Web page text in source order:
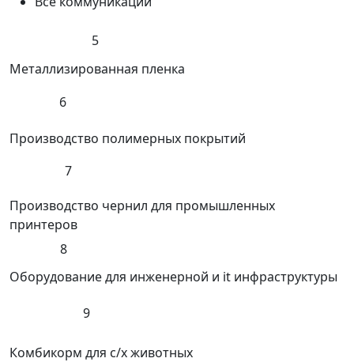
5
Металлизированная пленка
6
Производство полимерных покрытий
7
Производство чернил для промышленных
принтеров
8
Оборудование для инженерной и it инфраструктуры
9
Комбикорм для с/х животных